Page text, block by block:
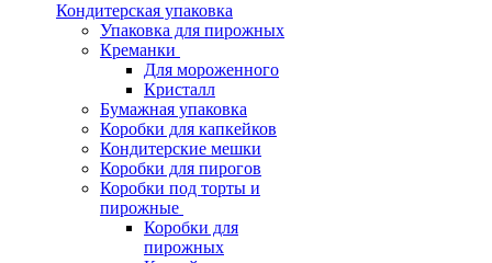
Кондитерская упаковка
Упаковка для пирожных
Креманки
Для мороженного
Кристалл
Бумажная упаковка
Коробки для капкейков
Кондитерские мешки
Коробки для пирогов
Коробки под торты и
пирожные
Коробки для
пирожных